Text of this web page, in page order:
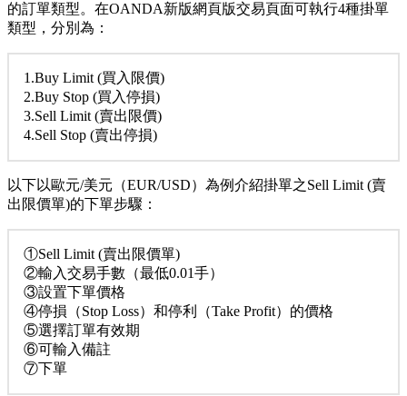
的訂單類型。在OANDA新版網頁版交易頁面可執行4種掛單
類型，分別為：
1.Buy Limit (買入限價)
2.Buy Stop (買入停損)
3.Sell Limit (賣出限價)
4.Sell Stop (賣出停損)
以下以歐元/美元（EUR/USD）為例介紹掛單之Sell Limit (賣
出限價單)的下單步驟：
①Sell Limit (賣出限價單)
②輸入交易手數（最低0.01手）
③設置下單價格
④停損（Stop Loss）和停利（Take Profit）的價格
⑤選擇訂單有效期
⑥可輸入備註
⑦下單